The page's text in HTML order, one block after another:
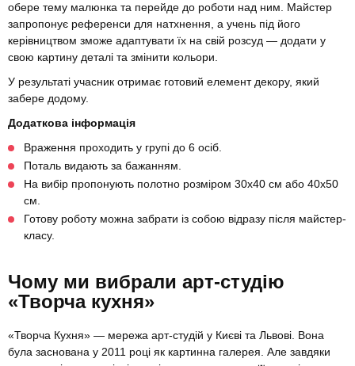
обере тему малюнка та перейде до роботи над ним. Майстер
запропонує референси для натхнення, а учень під його
керівництвом зможе адаптувати їх на свій розсуд — додати у
свою картину деталі та змінити кольори.
У результаті учасник отримає готовий елемент декору, який
забере додому.
Додаткова інформація
Враження проходить у групі до 6 осіб.
Поталь видають за бажанням.
На вибір пропонують полотно розміром 30х40 см або 40х50
см.
Готову роботу можна забрати із собою відразу після майстер-
класу.
Чому ми вибрали арт-студію
«Творча кухня»
«Творча Кухня» — мережа арт-студій у Києві та Львові. Вона
була заснована у 2011 році як картинна галерея. Але завдяки